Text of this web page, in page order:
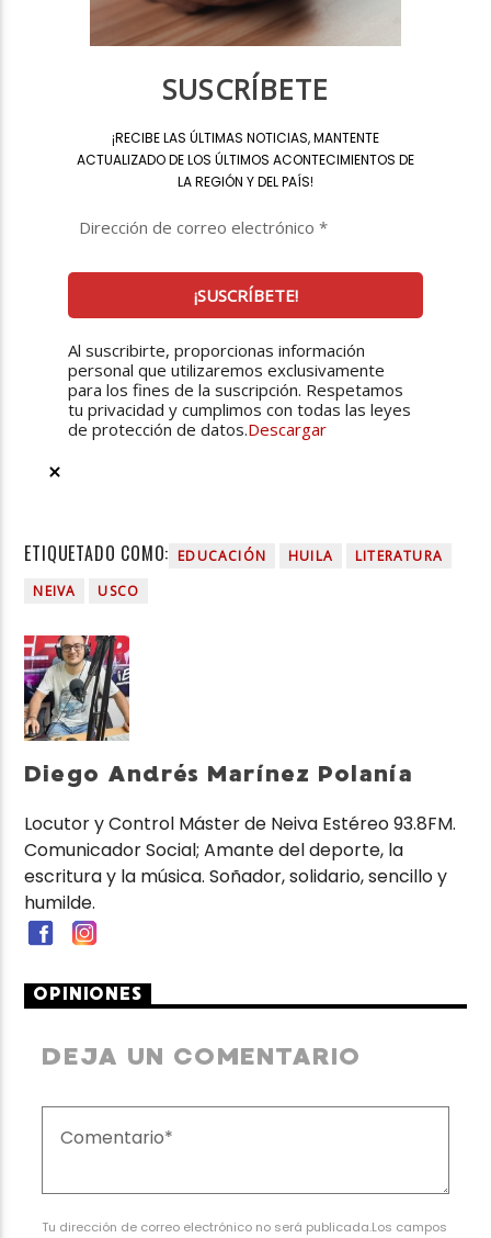
SUSCRÍBETE
¡RECIBE LAS ÚLTIMAS NOTICIAS, MANTENTE
ACTUALIZADO DE LOS ÚLTIMOS ACONTECIMIENTOS DE
LA REGIÓN Y DEL PAÍS!
Al suscribirte, proporcionas información
personal que utilizaremos exclusivamente
para los fines de la suscripción. Respetamos
tu privacidad y cumplimos con todas las leyes
de protección de datos.Descargar
ETIQUETADO COMO: EDUCACIÓN HUILA
LITERATURA
NEIVA
USCO
Diego Andrés Marínez Polanía
Locutor y Control Máster de Neiva Estéreo 93.8FM.
Comunicador Social; Amante del deporte, la
escritura y la música. Soñador, solidario, sencillo y
humilde.
OPINIONES
DEJA UN COMENTARIO
Tu dirección de correo electrónico no será publicada.Los campos